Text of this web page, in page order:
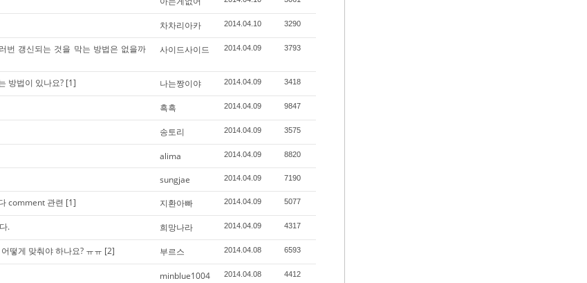
차차리아카 2014.04.10 3290
번 갱신되는 것을 막는 방법은 없을까
사이드사이드 2014.04.09 3793
방법이 있나요? [1] 나는짱이야 2014.04.09 3418
흑흑 2014.04.09 9847
송토리 2014.04.09 3575
alima 2014.04.09 8820
sungjae 2014.04.09 7190
comment 관련 [1] 지환아빠 2014.04.09 5077
. 희망나라 2014.04.09 4317
떻게 맞춰야 하나요? ㅠㅠ [2] 부르스 2014.04.08 6593
minblue1004 2014.04.08 4412